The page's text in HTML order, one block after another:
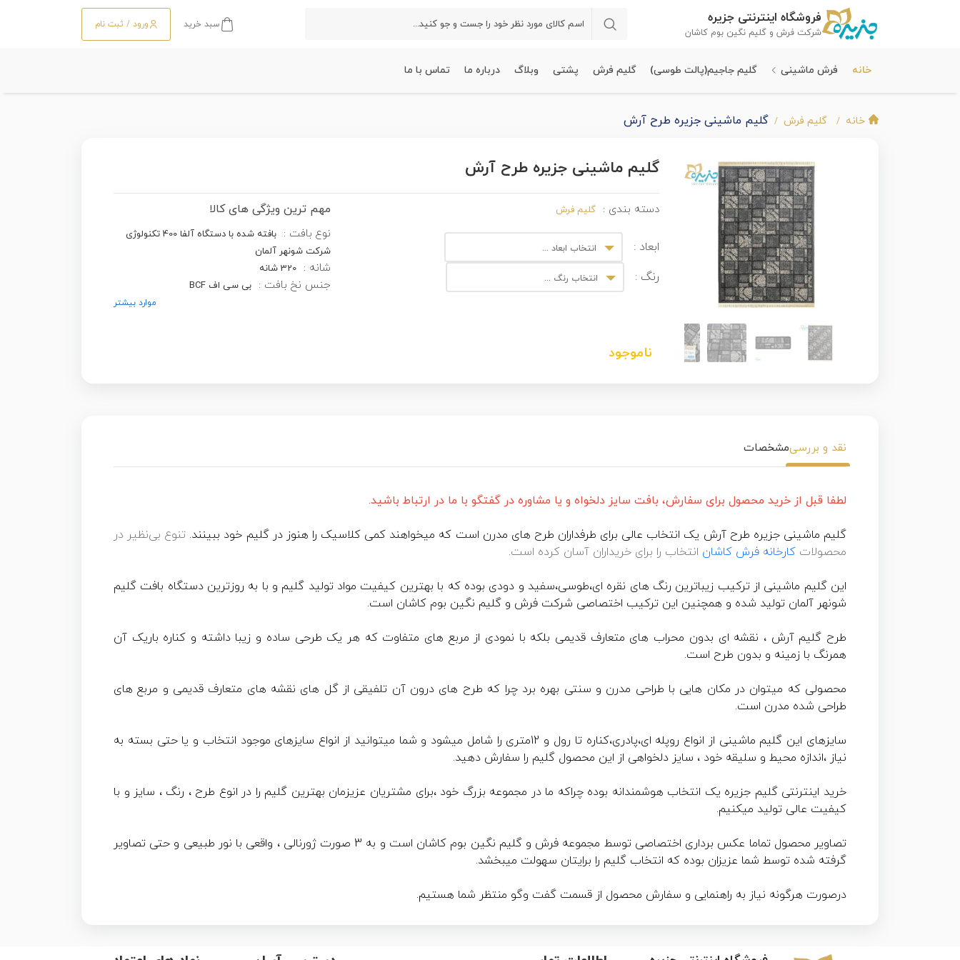
فروشگاه اینترنتی جزیره
شرکت فرش و گلیم نگین بوم کاشان
سبد خرید ورود / ثبت نام
خانه فرش ماشینی گلیم جاجیم(پالت طوسی) گلیم فرش پشتی وبلاگ درباره ما تماس با ما
خانه گلیم فرش گلیم ماشینی جزیره طرح آرش
گلیم ماشینی جزیره طرح آرش
دسته بندی : گلیم فرش
ابعاد : انتخاب ابعاد ...
رنگ : انتخاب رنگ ...
مهم ترین ویژگی های کالا
نوع بافت :
بافته شده با دستگاه آلفا 400 تکنولوژی
شرکت شونهر آلمان
شانه : 320 شانه
جنس نخ بافت : بی سی اف BCF
موارد بیشتر
ناموجود
نقد و بررسیمشخصات
لطفا قبل از خرید محصول برای سفارش، بافت سایز دلخواه و یا مشاوره در گفتگو با ما در ارتباط باشید.
گلیم ماشینی جزیره طرح آرش یک انتخاب عالی برای طرفداران طرح های مدرن است که میخواهند کمی کلاسیک را هنوز در گلیم خود ببینند. تنوع بی‌نظیر در
محصولات کارخانه فرش کاشان انتخاب را برای خریداران آسان کرده است.
این گلیم ماشینی از ترکیب زیباترین رنگ های نقره ای،طوسی،سفید و دودی بوده که با بهترین کیفیت مواد تولید گلیم و با به روزترین دستگاه بافت گلیم
شونهر آلمان تولید شده و همچنین این ترکیب اختصاصی شرکت فرش و گلیم نگین بوم کاشان است.
طرح گلیم آرش ، نقشه ای بدون محراب های متعارف قدیمی بلکه با نمودی از مربع های متفاوت که هر یک طرحی ساده و زیبا داشته و کناره باریک آن
همرنگ با زمینه و بدون طرح است.
محصولی که میتوان در مکان هایی با طراحی مدرن و سنتی بهره برد چرا که طرح های درون آن تلفیقی از گل های نقشه های متعارف قدیمی و مربع های
طراحی شده مدرن است.
سایزهای این گلیم ماشینی از انواع روپله ای،پادری،کناره تا رول و 12متری را شامل میشود و شما میتوانید از انواع سایزهای موجود انتخاب و یا حتی بسته به
نیاز ،اندازه محیط و سلیقه خود ، سایز دلخواهی از این محصول گلیم را سفارش دهید.
خرید اینترنتی گلیم جزیره یک انتخاب هوشمندانه بوده چراکه ما در مجموعه بزرگ خود ،برای مشتریان عزیزمان بهترین گلیم را در انوع طرح ، رنگ ، سایز و با
کیفیت عالی تولید میکنیم.
تصاویر محصول تماما عکس برداری اختصاصی توسط مجموعه فرش و گلیم نگین بوم کاشان است و به 3 صورت ژورنالی ، واقعی با نور طبیعی و حتی تصاویر
گرفته شده توسط شما عزیزان بوده که انتخاب گلیم را برایتان سهولت میبخشد.
درصورت هرگونه نیاز به راهنمایی و سفارش محصول از قسمت گفت وگو منتظر شما هستیم.